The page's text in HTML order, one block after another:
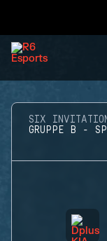
SIX
GRUPPE B -